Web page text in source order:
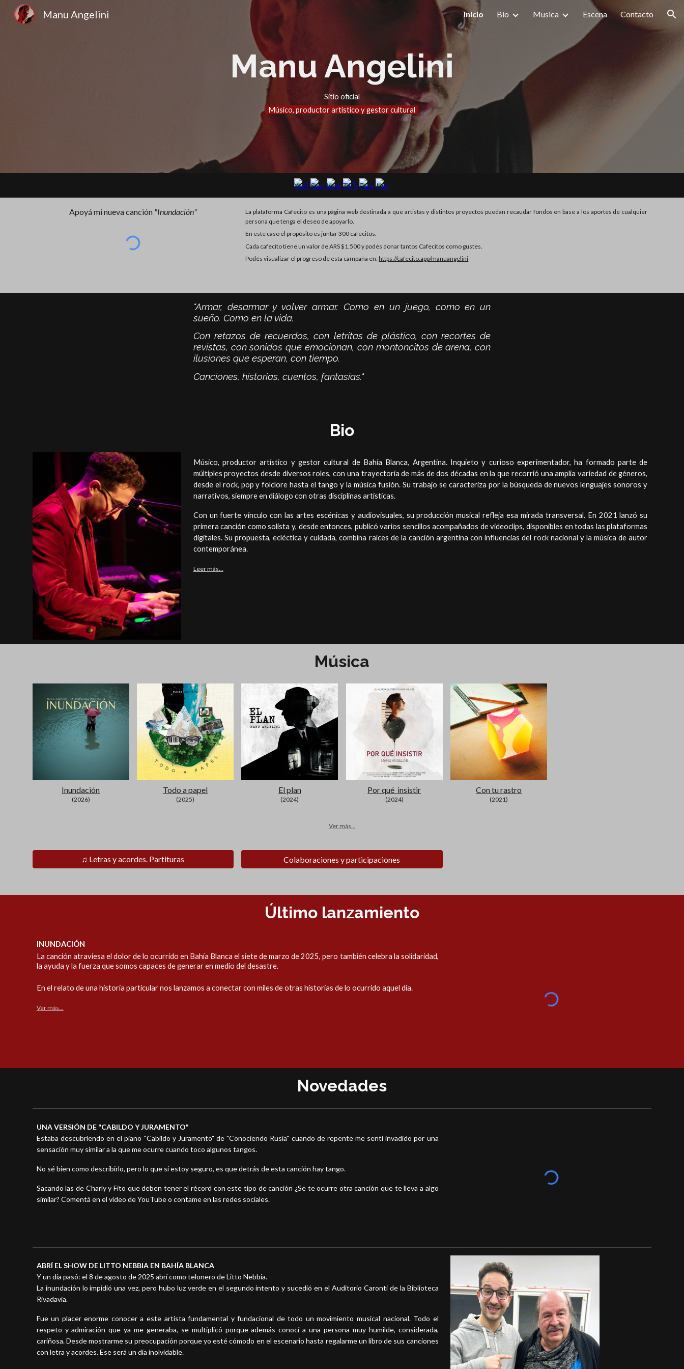
Skip to main content Skip to navigation
Manu Angelini Inicio Bio Musica Escena Contacto
Manu Angelini
Sitio oficial
Músico, productor artístico y gestor cultural
Apoyá mi nueva canción "Inundación"
La plataforma Cafecito es una página web destinada a que artistas y distintos proyectos puedan recaudar fondos en base a los aportes de cualquier
persona que tenga el deseo de apoyarlo.
En este caso el propósito es juntar 300 cafecitos.
Cada cafecito tiene un valor de ARS $1.500 y podés donar tantos Cafecitos como gustes.
Podés visualizar el progreso de esta campaña en: https://cafecito.app/manuangelini
"Armar, desarmar y volver armar. Como en un juego, como en un
sueño. Como en la vida.
Con retazos de recuerdos, con letritas de plástico, con recortes de
revistas, con sonidos que emocionan, con montoncitos de arena, con
ilusiones que esperan, con tiempo.
Canciones, historias, cuentos, fantasías."
Bio
Músico, productor artístico y gestor cultural de Bahía Blanca, Argentina. Inquieto y curioso experimentador, ha formado parte de
múltiples proyectos desde diversos roles, con una trayectoria de más de dos décadas en la que recorrió una amplia variedad de géneros,
desde el rock, pop y folclore hasta el tango y la música fusión. Su trabajo se caracteriza por la búsqueda de nuevos lenguajes sonoros y
narrativos, siempre en diálogo con otras disciplinas artísticas.
Con un fuerte vínculo con las artes escénicas y audiovisuales, su producción musical refleja esa mirada transversal. En 2021 lanzó su
primera canción como solista y, desde entonces, publicó varios sencillos acompañados de videoclips, disponibles en todas las plataformas
digitales. Su propuesta, ecléctica y cuidada, combina raíces de la canción argentina con influencias del rock nacional y la música de autor
contemporánea.
Leer más...
Música
Inundación
(2026)
Todo a papel
(2025)
El plan
(2024)
Por qué insistir
(2024)
Con tu rastro
(2021)
Ver más...
♫ Letras y acordes. Partituras Colaboraciones y participaciones
Último lanzamiento
INUNDACIÓN
La canción atraviesa el dolor de lo ocurrido en Bahía Blanca el siete de marzo de 2025, pero también celebra la solidaridad,
la ayuda y la fuerza que somos capaces de generar en medio del desastre.
En el relato de una historia particular nos lanzamos a conectar con miles de otras historias de lo ocurrido aquel día.
Ver más...
Novedades
UNA VERSIÓN DE "CABILDO Y JURAMENTO"
Estaba descubriendo en el piano "Cabildo y Juramento" de ‪"Conociendo Rusia‬" cuando de repente me sentí invadido por una
sensación muy similar a la que me ocurre cuando toco algunos tangos.
No sé bien como describirlo, pero lo que sí estoy seguro, es que detrás de esta canción hay tango.
Sacando las de Charly y Fito que deben tener el récord con este tipo de canción ¿Se te ocurre otra canción que te lleva a algo
similar? Comentá en el video de YouTube o contame en las redes sociales.
ABRÍ EL SHOW DE LITTO NEBBIA EN BAHÍA BLANCA
Y un día pasó: el 8 de agosto de 2025 abrí como telonero de Litto Nebbia.
La inundación lo impidió una vez, pero hubo luz verde en el segundo intento y sucedió en el Auditorio Caronti de la Biblioteca
Rivadavia.
Fue un placer enorme conocer a este artista fundamental y fundacional de todo un movimiento musical nacional. Todo el
respeto y admiración que ya me generaba, se multiplicó porque además conocí a una persona muy humilde, considerada,
cariñosa. Desde mostrarme su preocupación porque yo esté cómodo en el escenario hasta regalarme un libro de sus canciones
con letra y acordes. Ese será un día inolvidable.